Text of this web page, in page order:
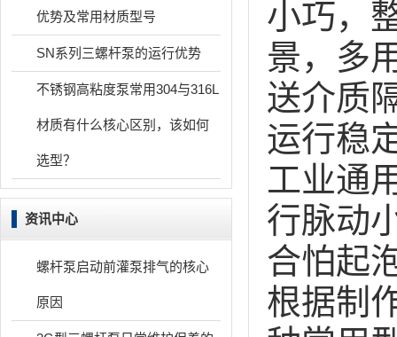
小巧，
景，多
送介质
运行稳
工业通
行脉动
合怕起
根据制
优势及常用材质型号
SN系列三螺杆泵的运行优势
不锈钢高粘度泵常用304与316L
材质有什么核心区别，该如何
选型？
资讯中心
螺杆泵启动前灌泵排气的核心
原因